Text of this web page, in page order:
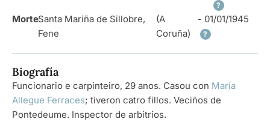
?
Morte:
Santa Mariña de Sillobre,
Fene
(A
Coruña)
- 01/01/1945
?
Biografía
Funcionario e carpinteiro, 29 anos. Casou con María
Allegue Ferraces; tiveron catro fillos. Veciños de
Pontedeume. Inspector de arbitrios.